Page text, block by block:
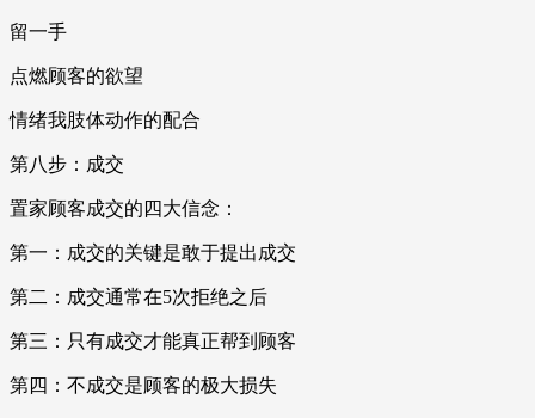
留一手
点燃顾客的欲望
情绪我肢体动作的配合
第八步：成交
置家顾客成交的四大信念：
第一：成交的关键是敢于提出成交
第二：成交通常在5次拒绝之后
第三：只有成交才能真正帮到顾客
第四：不成交是顾客的极大损失